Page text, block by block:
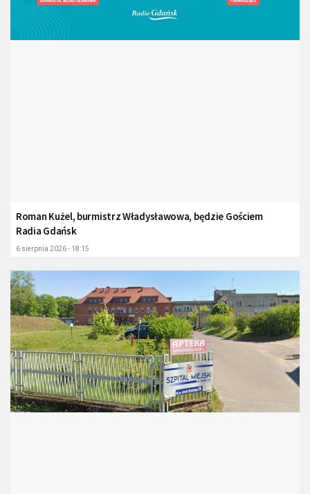
Roman Kużel, burmistrz Władysławowa, będzie Gościem
Radia Gdańsk
6 sierpnia 2026 - 18:15